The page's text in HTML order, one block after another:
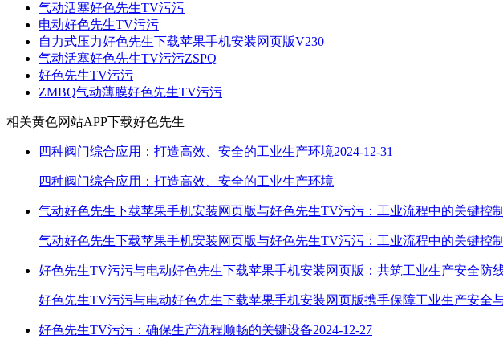
气动活塞好色先生TV污污
电动好色先生TV污污
自力式压力好色先生下载苹果手机安装网页版V230
气动活塞好色先生TV污污ZSPQ
好色先生TV污污
ZMBQ气动薄膜好色先生TV污污
相关黄色网站APP下载好色先生
四种阀门综合应用：打造高效、安全的工业生产环境2024-12-31
四种阀门综合应用：打造高效、安全的工业生产环境
气动好色先生下载苹果手机安装网页版与好色先生TV污污：工业流程中的关键控
气动好色先生下载苹果手机安装网页版与好色先生TV污污：工业流程中的关键控
好色先生TV污污与电动好色先生下载苹果手机安装网页版：共筑工业生产安全防
好色先生TV污污与电动好色先生下载苹果手机安装网页版携手保障工业生产安全与效
好色先生TV污污：确保生产流程顺畅的关键设备2024-12-27